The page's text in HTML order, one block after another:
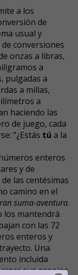
a los
de
usual y
conversiones
onzas a libras,
a
pulgadas a
a millas,
a
haciendo las
de juego, cada
"¿Estás tú a la
enteros
y de
las centésimas
camino en el
suma-aventura.
los mantendrá
con las 72
enteros y
Una
incluida
sus propios